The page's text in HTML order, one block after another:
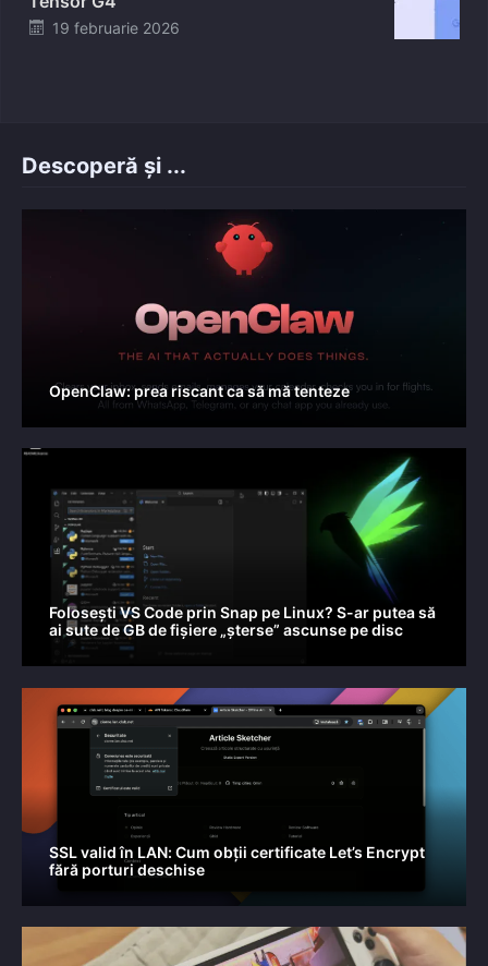
Posted
19 februarie 2026
Descoperă și ...
OpenClaw: prea riscant ca să mă tenteze
Folosești VS Code prin Snap pe Linux? S-ar putea să
ai sute de GB de fișiere „șterse” ascunse pe disc
SSL valid în LAN: Cum obții certificate Let’s Encrypt
fără porturi deschise